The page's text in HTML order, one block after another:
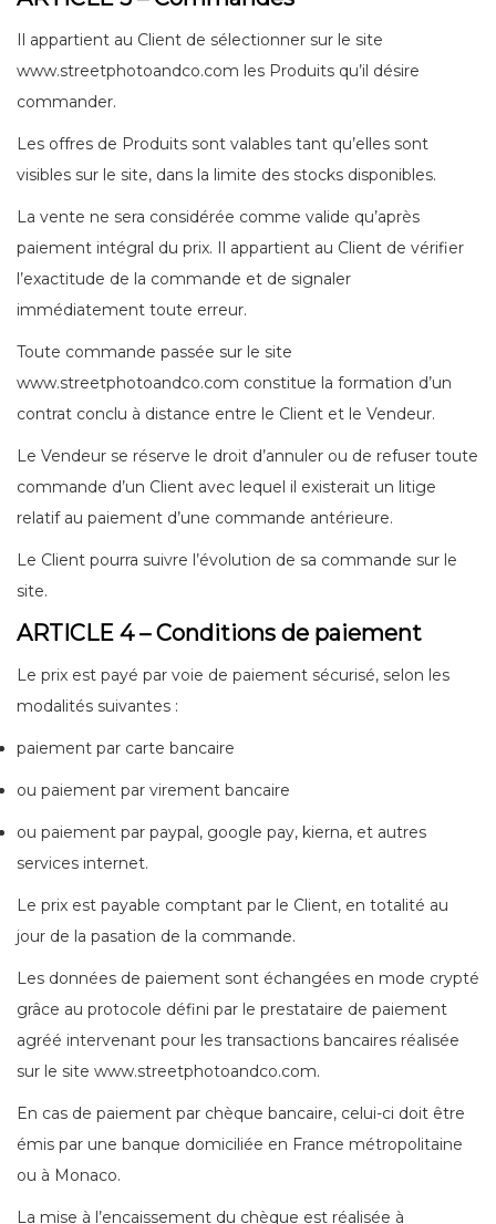
Il appartient au Client de sélectionner sur le site
www.streetphotoandco.com les Produits qu’il désire
commander.
Les offres de Produits sont valables tant qu’elles sont
visibles sur le site, dans la limite des stocks disponibles.
La vente ne sera considérée comme valide qu’après
paiement intégral du prix. Il appartient au Client de vérifier
l’exactitude de la commande et de signaler
immédiatement toute erreur.
Toute commande passée sur le site
www.streetphotoandco.com constitue la formation d’un
contrat conclu à distance entre le Client et le Vendeur.
Le Vendeur se réserve le droit d’annuler ou de refuser toute
commande d’un Client avec lequel il existerait un litige
relatif au paiement d’une commande antérieure.
Le Client pourra suivre l’évolution de sa commande sur le
site.
ARTICLE 4 – Conditions de paiement
Le prix est payé par voie de paiement sécurisé, selon les
modalités suivantes :
paiement par carte bancaire
ou paiement par virement bancaire
ou paiement par paypal, google pay, kierna, et autres
services internet.
Le prix est payable comptant par le Client, en totalité au
jour de la pasation de la commande.
Les données de paiement sont échangées en mode crypté
grâce au protocole défini par le prestataire de paiement
agréé intervenant pour les transactions bancaires réalisée
sur le site www.streetphotoandco.com.
En cas de paiement par chèque bancaire, celui-ci doit être
émis par une banque domiciliée en France métropolitaine
ou à Monaco.
La mise à l’encaissement du chèque est réalisée à